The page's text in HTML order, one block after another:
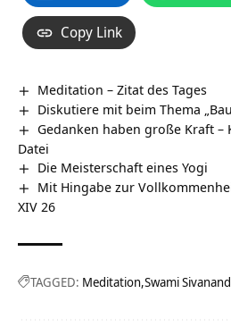
Copy Link
Meditation – Zitat des Tages
Diskutiere mit beim Thema
Gedanken haben große Kraft –
Datei
Die Meisterschaft eines Yogi
Mit Hingabe zur
XIV 26
TAGGED: Meditation Swami